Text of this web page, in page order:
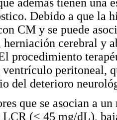
Debido a que la
CM y se puede
herniación cerebral y
procedimiento
peritoneal,
del deterioro
que se asocian a
LCR (< 45 mg/dL),